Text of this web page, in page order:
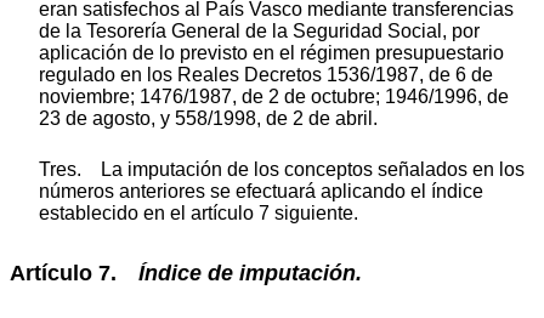
eran satisfechos al País Vasco mediante transferencias
de la Tesorería General de la Seguridad Social, por
aplicación de lo previsto en el régimen presupuestario
regulado en los Reales Decretos 1536/1987, de 6 de
noviembre; 1476/1987, de 2 de octubre; 1946/1996, de
23 de agosto, y 558/1998, de 2 de abril.
Tres. La imputación de los conceptos señalados en los
números anteriores se efectuará aplicando el índice
establecido en el artículo 7 siguiente.
Artículo 7. Índice de imputación.